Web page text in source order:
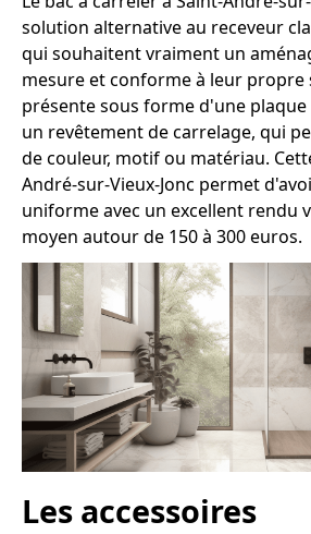
solution alternative au receveur
qui souhaitent vraiment un
mesure et conforme à leur propre
présente sous forme d'une
un revêtement de carrelage, qui
de couleur, motif ou matériau.
André-sur-Vieux-Jonc permet
uniforme avec un excellent rendu
moyen autour de 150 à 300 euros.
Les accessoires